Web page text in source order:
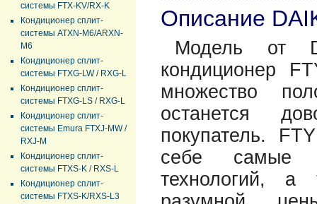
системы FTX-KV/RX-K
Кондиционер сплит-
системы ATXN-M6/ARXN-
M6
Кондиционер сплит-
системы FTXG-LW / RXG-L
Кондиционер сплит-
системы FTXG-LS / RXG-L
Кондиционер сплит-
системы Emura FTXJ-MW /
RXJ-M
Кондиционер сплит-
системы FTXS-K / RXS-L
Кондиционер сплит-
системы FTXS-K/RXS-L3
Описание
Модель от
кондиционер
множество
останется
покупатель.
себе самые
технологий, а